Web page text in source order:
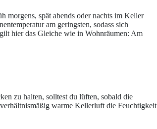
morgens, spät abends oder nachts im Keller
am geringsten, sodass sich
hier das Gleiche wie in Wohnräumen: Am
zu halten, solltest du lüften, sobald die
warme Kellerluft die Feuchtigkeit